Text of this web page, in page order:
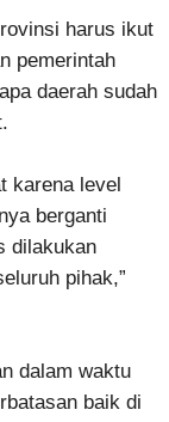
harus ikut
pemerintah
daerah sudah
karena level
berganti
dilakukan
pihak,”
dalam waktu
baik di